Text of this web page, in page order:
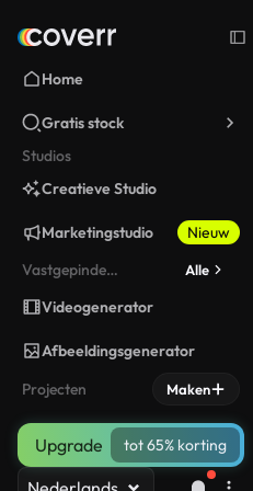
Home
Gratis stock
Studios
Creatieve Studio
Marketingstudio
Nieuw
Vastgepinde
Alle
Videogenerator
Afbeeldingsgenerator
Projecten
Maken
Upgrade tot 65% korting